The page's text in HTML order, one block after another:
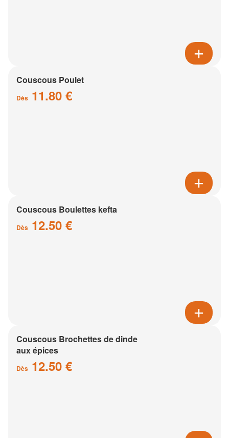
Couscous Poulet
Dès 11.80 €
Couscous Boulettes kefta
Dès 12.50 €
Couscous Brochettes de dinde
aux épices
Dès 12.50 €